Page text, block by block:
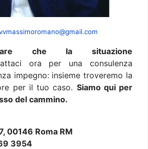
che la situazione
ora per una consulenza
impegno: insieme troveremo la
per il tuo caso. Siamo qui per
del cammino.
00146 Roma RM
3954